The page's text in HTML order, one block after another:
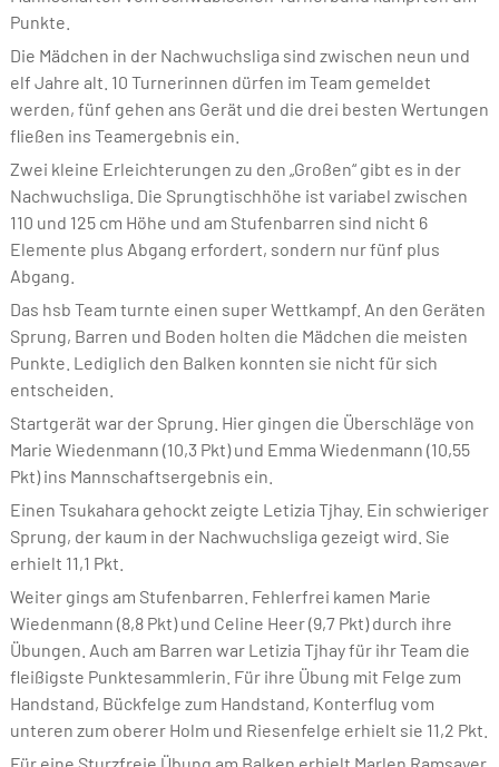
Punkte.
Die Mädchen in der Nachwuchsliga sind zwischen neun und
elf Jahre alt. 10 Turnerinnen dürfen im Team gemeldet
werden, fünf gehen ans Gerät und die drei besten Wertungen
fließen ins Teamergebnis ein.
Zwei kleine Erleichterungen zu den „Großen“ gibt es in der
Nachwuchsliga. Die Sprungtischhöhe ist variabel zwischen
110 und 125 cm Höhe und am Stufenbarren sind nicht 6
Elemente plus Abgang erfordert, sondern nur fünf plus
Abgang.
Das hsb Team turnte einen super Wettkampf. An den Geräten
Sprung, Barren und Boden holten die Mädchen die meisten
Punkte. Lediglich den Balken konnten sie nicht für sich
entscheiden.
Startgerät war der Sprung. Hier gingen die Überschläge von
Marie Wiedenmann (10,3 Pkt) und Emma Wiedenmann (10,55
Pkt) ins Mannschaftsergebnis ein.
Einen Tsukahara gehockt zeigte Letizia Tjhay. Ein schwieriger
Sprung, der kaum in der Nachwuchsliga gezeigt wird. Sie
erhielt 11,1 Pkt.
Weiter gings am Stufenbarren. Fehlerfrei kamen Marie
Wiedenmann (8,8 Pkt) und Celine Heer (9,7 Pkt) durch ihre
Übungen. Auch am Barren war Letizia Tjhay für ihr Team die
fleißigste Punktesammlerin. Für ihre Übung mit Felge zum
Handstand, Bückfelge zum Handstand, Konterflug vom
unteren zum oberer Holm und Riesenfelge erhielt sie 11,2 Pkt.
Für eine Sturzfreie Übung am Balken erhielt Marlen Ramsayer